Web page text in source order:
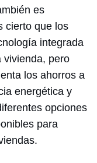
es
cierto que los
integrada
vivienda, pero
los ahorros a
energética y
opciones
para